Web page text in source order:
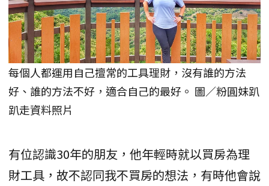
每個人都運用自己擅常的工具理財，沒有誰的方法
好、誰的方法不好，適合自己的最好。 圖／粉圓妹趴
趴走資料照片
有位認識30年的朋友，他年輕時就以買房為理
財工具，故不認同我不買房的想法，有時他會說